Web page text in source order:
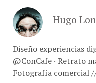
Hugo
Diseño experiencias
@ConCafe · Retrato
Fotografía comercial